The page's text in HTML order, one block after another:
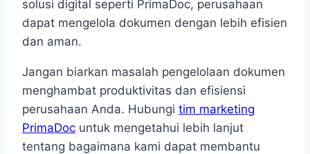
solusi digital seperti PrimaDoc, perusahaan
dapat mengelola dokumen dengan lebih efisien
dan aman.
Jangan biarkan masalah pengelolaan dokumen
menghambat produktivitas dan efisiensi
perusahaan Anda. Hubungi tim marketing
PrimaDoc untuk mengetahui lebih lanjut
tentang bagaimana kami dapat membantu